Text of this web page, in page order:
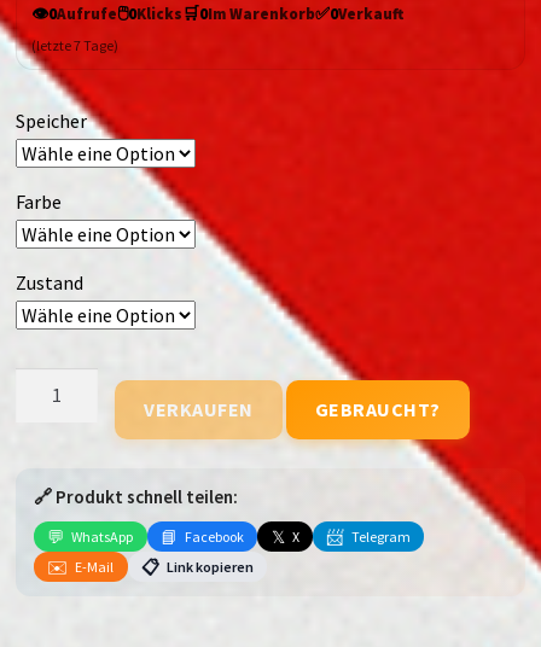
👁️0Aufrufe🖱️0Klicks🛒0Im Warenkorb✅0Verkauft
(letzte 7 Tage)
Speicher
Farbe
Zustand
VERKAUFEN GEBRAUCHT?
🔗 Produkt schnell teilen:
💬 WhatsApp 📘 Facebook 𝕏 X 📨 Telegram
✉️ E-Mail 📋 Link kopieren